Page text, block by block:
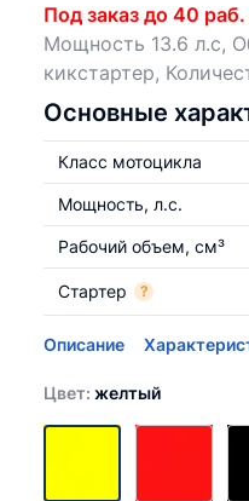
Под заказ до 40 раб.
Мощность 13.6 л.с,
кикстартер,
Основные
Класс мотоцикла
Мощность, л.с.
Рабочий объем, см³
Стартер ?
Описание
Цвет: желтый